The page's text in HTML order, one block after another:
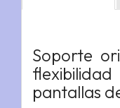
Soporte
pantallas